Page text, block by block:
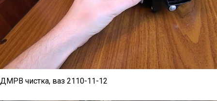
ДМРВ чистка, ваз 2110-11-12